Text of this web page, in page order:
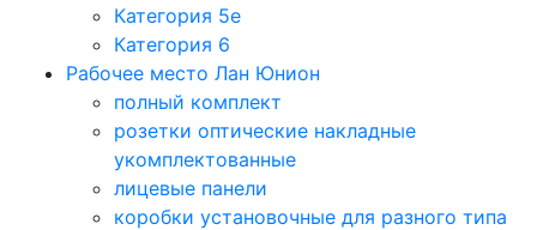
Категория 5e
Категория 6
Рабочее место Лан Юнион
полный комплект
розетки оптические накладные
укомплектованные
лицевые панели
коробки установочные для разного типа